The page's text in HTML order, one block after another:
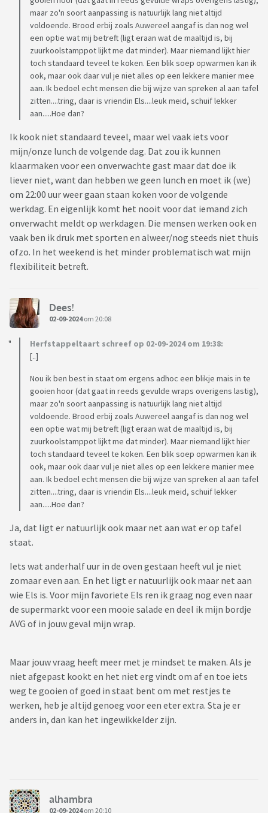
maar zo'n soort aanpassing is natuurlijk lang niet altijd
voldoende. Brood erbij zoals Auwereel aangaf is dan nog wel
een optie wat mij betreft (ligt eraan wat de maaltijd is, bij
zuurkoolstamppot lijkt me dat minder). Maar niemand lijkt hier
toch standaard teveel te koken. Een blik soep opwarmen kan ik
ook, maar ook daar vul je niet alles op een lekkere manier mee
aan. Ik bedoel echt mensen die bij wijze van spreken al aan tafel
zitten....tring, daar is vriendin Els....leuk meid, schuif lekker
aan.....Hoe dan?
Ik kook niet standaard teveel, maar wel vaak iets voor
mijn/onze lunch de volgende dag. Dat zou ik kunnen
klaarmaken voor een onverwachte gast maar dat doe ik
liever niet, want dan hebben we geen lunch en moet ik (we)
om 22:00 uur weer gaan staan koken voor de volgende
werkdag. En eigenlijk komt het nooit voor dat iemand zich
onverwacht meldt op werkdagen. Die mensen werken ook en
vaak ben ik druk met sporten en alweer/nog steeds niet thuis
ofzo. In het weekend is het minder problematisch wat mijn
flexibiliteit betreft.
Dees!
02-09-2024om 20:08
Herfstappeltaart schreef op 02-09-2024 om 19:38:
[..]
Nou ik ben best in staat om ergens adhoc een blikje mais in te
gooien hoor (dat gaat in reeds gevulde wraps overigens lastig),
maar zo'n soort aanpassing is natuurlijk lang niet altijd
voldoende. Brood erbij zoals Auwereel aangaf is dan nog wel
een optie wat mij betreft (ligt eraan wat de maaltijd is, bij
zuurkoolstamppot lijkt me dat minder). Maar niemand lijkt hier
toch standaard teveel te koken. Een blik soep opwarmen kan ik
ook, maar ook daar vul je niet alles op een lekkere manier mee
aan. Ik bedoel echt mensen die bij wijze van spreken al aan tafel
zitten....tring, daar is vriendin Els....leuk meid, schuif lekker
aan.....Hoe dan?
Ja, dat ligt er natuurlijk ook maar net aan wat er op tafel
staat.
Iets wat anderhalf uur in de oven gestaan heeft vul je niet
zomaar even aan. En het ligt er natuurlijk ook maar net aan
wie Els is. Voor mijn favoriete Els ren ik graag nog even naar
de supermarkt voor een mooie salade en deel ik mijn bordje
AVG of in jouw geval mijn wrap.
Maar jouw vraag heeft meer met je mindset te maken. Als je
niet afgepast kookt en het niet erg vindt om af en toe iets
weg te gooien of goed in staat bent om met restjes te
werken, heb je altijd genoeg voor een eter extra. Sta je er
anders in, dan kan het ingewikkelder zijn.
alhambra
02-09-2024om 20:10